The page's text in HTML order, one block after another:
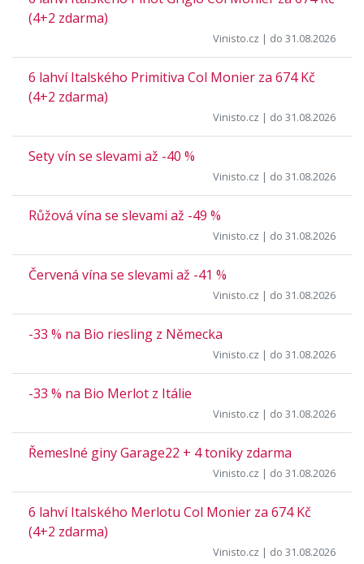
(4+2 zdarma)
Vinisto.cz | do 31.08.2026
6 lahví Italského Primitiva Col Monier za 674 Kč
(4+2 zdarma)
Vinisto.cz | do 31.08.2026
Sety vín se slevami až -40 %
Vinisto.cz | do 31.08.2026
Růžová vína se slevami až -49 %
Vinisto.cz | do 31.08.2026
Červená vína se slevami až -41 %
Vinisto.cz | do 31.08.2026
-33 % na Bio riesling z Německa
Vinisto.cz | do 31.08.2026
-33 % na Bio Merlot z Itálie
Vinisto.cz | do 31.08.2026
Řemeslné giny Garage22 + 4 toniky zdarma
Vinisto.cz | do 31.08.2026
6 lahví Italského Merlotu Col Monier za 674 Kč
(4+2 zdarma)
Vinisto.cz | do 31.08.2026